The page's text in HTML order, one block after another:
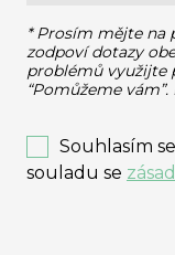
* Prosím mějte na
zodpoví dotazy
problémů využijte
“Pomůžeme
Souhlasím
souladu se